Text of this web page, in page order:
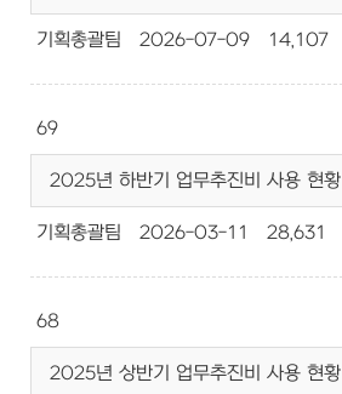
기획총괄팀 2026-07-09 14,107
69
2025년 하반기 업무추진비 사용 현황
기획총괄팀 2026-03-11 28,631
68
2025년 상반기 업무추진비 사용 현황